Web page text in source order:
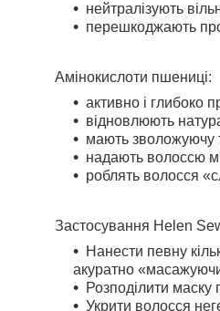
нейтралізують
перешкоджають
Амінокислоти пшениці:
активно і глибоко
відновлюють
мають зволожуючу
надають волоссю
роблять волосся
Застосування Helen
Нанести певну
акуратно
Розподілити маску
Укрити волосся